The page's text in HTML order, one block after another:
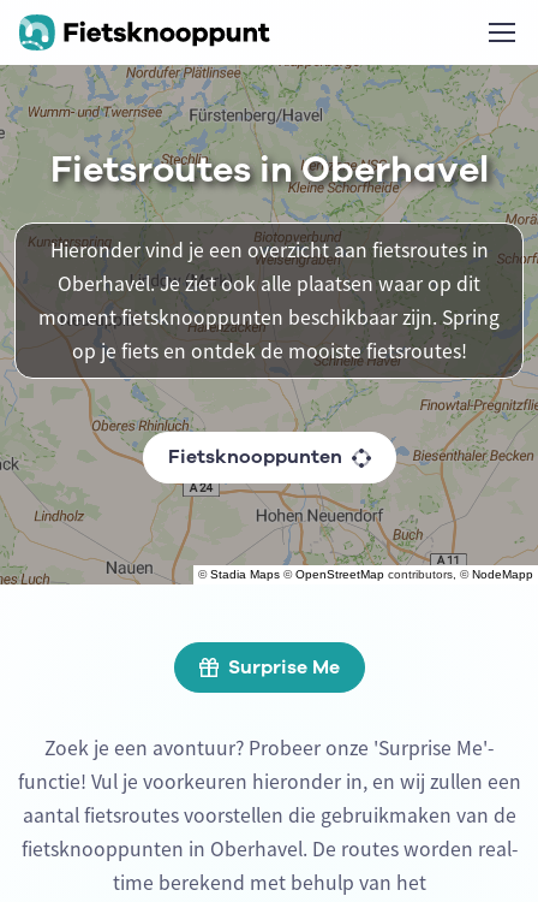
©Stadia Maps ©OpenStreetMap contributors, ©NodeMapp
Fietsroutes in Oberhavel
Hieronder vind je een overzicht aan fietsroutes in
Oberhavel. Je ziet ook alle plaatsen waar op dit
moment fietsknooppunten beschikbaar zijn. Spring
op je fiets en ontdek de mooiste fietsroutes!
Fietsknooppunten
Surprise Me
Zoek je een avontuur? Probeer onze 'Surprise Me'-
functie! Vul je voorkeuren hieronder in, en wij zullen een
aantal fietsroutes voorstellen die gebruikmaken van de
fietsknooppunten in Oberhavel. De routes worden real-
time berekend met behulp van het